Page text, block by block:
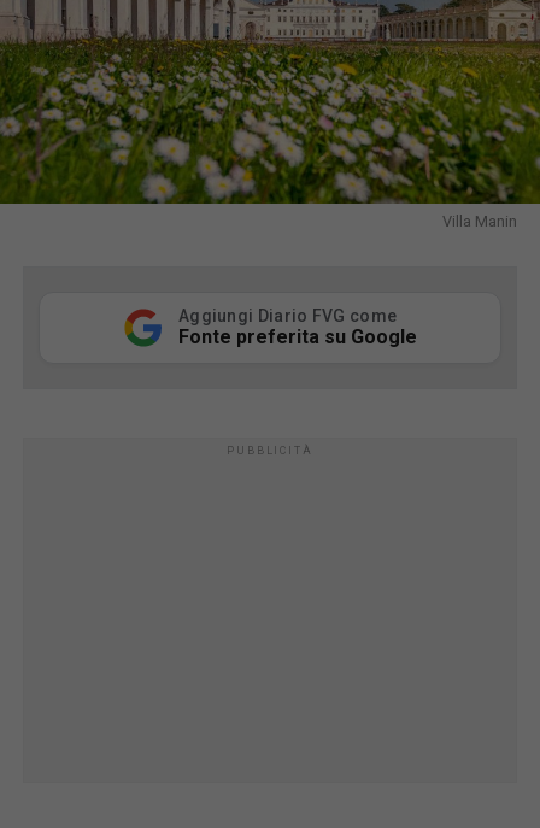
Villa Manin
Aggiungi Diario FVG come
Fonte preferita su Google